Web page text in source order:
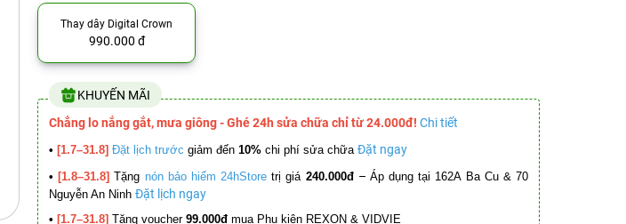
Thay dây Digital Crown
990.000 đ
KHUYẾN MÃI
Chẳng lo nắng gắt, mưa giông - Ghé 24h sửa chữa chỉ từ 24.000đ! Chi tiết
• [1.7–31.8] Đặt lịch trước giảm đến 10% chi phí sửa chữa Đặt ngay
• [1.8–31.8] Tặng nón bảo hiểm 24hStore trị giá 240.000đ – Áp dụng tại 162A Ba Cu & 70
Nguyễn An Ninh Đặt lịch ngay
• [1.7–31.8] Tặng voucher 99.000đ mua Phụ kiện REXON & VIDVIE